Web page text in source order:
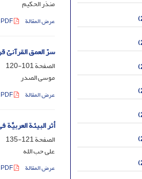
منذر الحکیم
عرض المقالة PDF
سرّ العمق القرآنیّ
الصفحة101-120
موسى الصدر
عرض المقالة PDF
أثر البیئة
الصفحة121-135
علی حب الله
عرض المقالة PDF